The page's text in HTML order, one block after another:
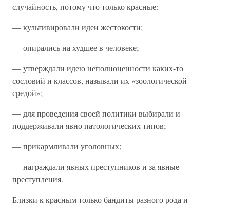
случайность, потому что только красные:
— культивировали идеи жестокости;
— опирались на худшее в человеке;
— утверждали идею неполноценности каких-то
сословий и классов, называли их «зоологической
средой»;
— для проведения своей политики выбирали и
поддерживали явно патологических типов;
— прикармливали уголовных;
— награждали явных преступников и за явные
преступления.
Близки к красным только бандиты разного рода и